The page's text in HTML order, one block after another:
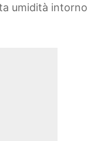
umidità intorno